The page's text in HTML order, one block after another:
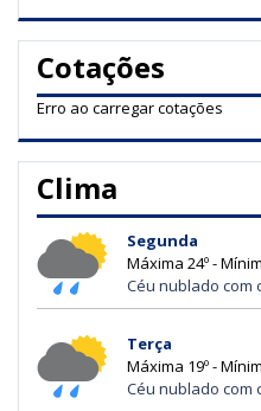
Cotações
Erro ao carregar cotações
Clima
Segunda
Máxima 24º -
Céu nublado com
Terça
Máxima 19º -
Céu nublado com